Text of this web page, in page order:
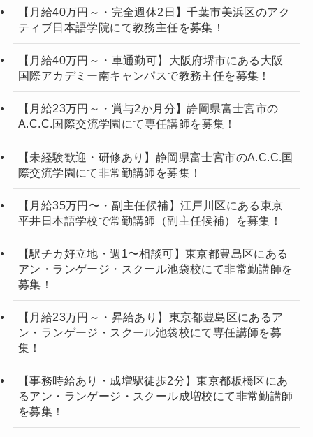
【月給40万円～・完全週休2日】千葉市美浜区のアク
ティブ日本語学院にて教務主任を募集！
【月給40万円～・車通勤可】大阪府堺市にある大阪
国際アカデミー南キャンパスで教務主任を募集！
【月給23万円～・賞与2か月分】静岡県富士宮市の
A.C.C.国際交流学園にて専任講師を募集！
【未経験歓迎・研修あり】静岡県富士宮市のA.C.C.国
際交流学園にて非常勤講師を募集！
【月給35万円〜・副主任候補】江戸川区にある東京
平井日本語学校で常勤講師（副主任候補）を募集！
【駅チカ好立地・週1〜相談可】東京都豊島区にある
アン・ランゲージ・スクール池袋校にて非常勤講師を
募集！
【月給23万円～・昇給あり】東京都豊島区にあるア
ン・ランゲージ・スクール池袋校にて専任講師を募
集！
【事務時給あり・成増駅徒歩2分】東京都板橋区にあ
るアン・ランゲージ・スクール成増校にて非常勤講師
を募集！